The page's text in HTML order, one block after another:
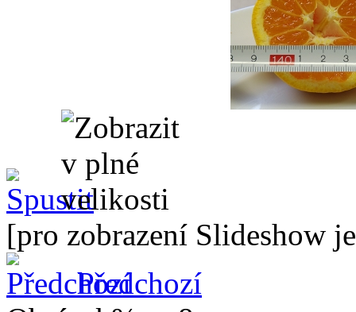
[pro zobrazení Slideshow
Předchozí